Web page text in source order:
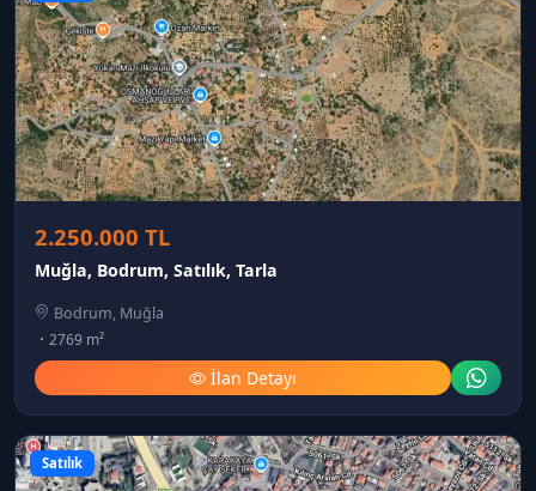
2.250.000 TL
Muğla, Bodrum, Satılık, Tarla
Bodrum, Muğla
2769 m²
İlan Detayı
Satılık